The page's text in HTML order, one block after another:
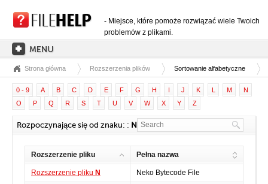
- Miejsce, które pomoże rozwiązać wiele Twoich
problemów z plikami.
STRONA GŁÓWNA
KATEGORIE ROZSZERZEŃ
KATEGORIE STEROWNIKÓW
PLIKI DLL
KONWERSJE PLIKÓW
PROGRAMY
Strona główna Rozszerzenia plików Sortowanie alfabetyczne
0 - 9 A B C D E F G H I J K L M
N
O
P Q R S T U V W X Y Z
Rozpoczynające się od znaku: : N
Rozszerzenie pliku Pełna nazwa
Rozszerzenie pliku N Neko Bytecode File